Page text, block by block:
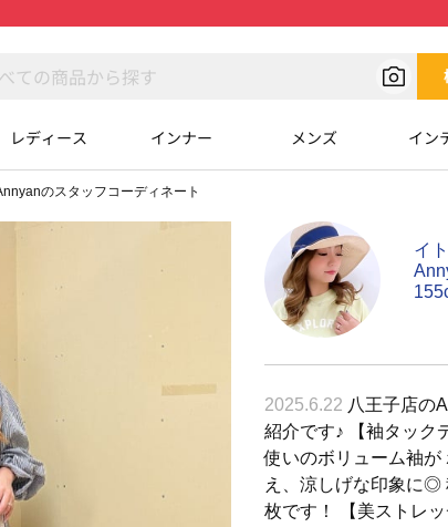
レディース インナー メンズ イン
のスタッフコーディネート
イ
2025.6.22 八王子店の
紹介です♪ 【袖タ
使いのボリューム袖
え、涼しげな印象に◎
枚です！ 【美ストレ